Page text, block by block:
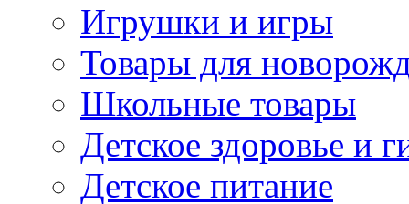
Игрушки и игры
Товары для
Школьные товары
Детское здоровье и
Детское питание